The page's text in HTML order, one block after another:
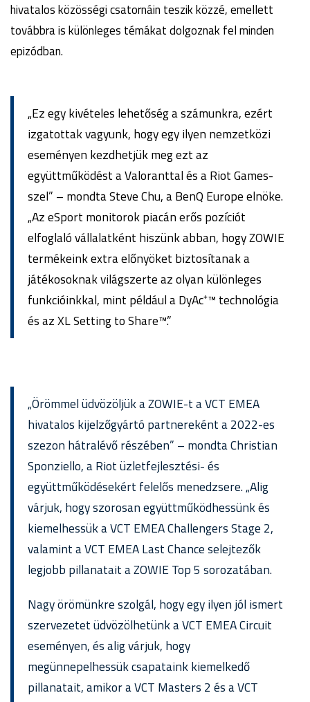
hivatalos közösségi csatornáin teszik közzé, emellett
továbbra is különleges témákat dolgoznak fel minden
epizódban.
„Ez egy kivételes lehetőség a számunkra, ezért
izgatottak vagyunk, hogy egy ilyen nemzetközi
eseményen kezdhetjük meg ezt az
együttműködést a Valoranttal és a Riot Games-
szel” – mondta Steve Chu, a BenQ Europe elnöke.
„Az eSport monitorok piacán erős pozíciót
elfoglaló vállalatként hiszünk abban, hogy ZOWIE
termékeink extra előnyöket biztosítanak a
játékosoknak világszerte az olyan különleges
funkcióinkkal, mint például a DyAc⁺™ technológia
és az XL Setting to Share™.”
„Örömmel üdvözöljük a ZOWIE-t a VCT EMEA
hivatalos kijelzőgyártó partnereként a 2022-es
szezon hátralévő részében” – mondta Christian
Sponziello, a Riot üzletfejlesztési- és
együttműködésekért felelős menedzsere. „Alig
várjuk, hogy szorosan együttműködhessünk és
kiemelhessük a VCT EMEA Challengers Stage 2,
valamint a VCT EMEA Last Chance selejtezők
legjobb pillanatait a ZOWIE Top 5 sorozatában.
Nagy örömünkre szolgál, hogy egy ilyen jól ismert
szervezetet üdvözölhetünk a VCT EMEA Circuit
eseményen, és alig várjuk, hogy
megünnepelhessük csapataink kiemelkedő
pillanatait, amikor a VCT Masters 2 és a VCT